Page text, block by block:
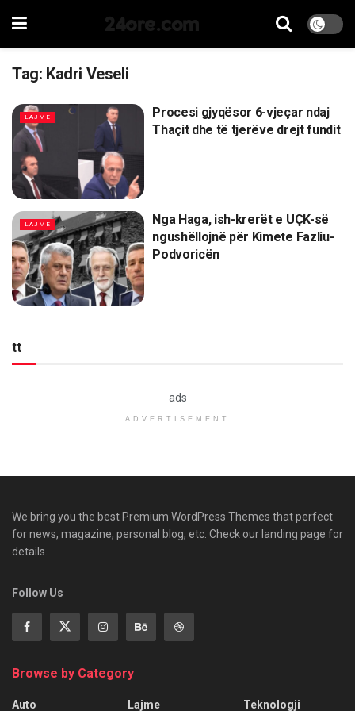
24ore.com
Tag: Kadri Veseli
LAJME
Procesi gjyqësor 6-vjeçar ndaj
Thaçit dhe të tjerëve drejt fundit
LAJME
Nga Haga, ish-krerët e UÇK-së
ngushëllojnë për Kimete Fazliu-
Podvoricën
tt
ads
ADVERTISEMENT
We bring you the best Premium WordPress Themes that perfect
for news, magazine, personal blog, etc. Check our landing page for
details.
Follow Us
Browse by Category
Auto Lajme Teknologji